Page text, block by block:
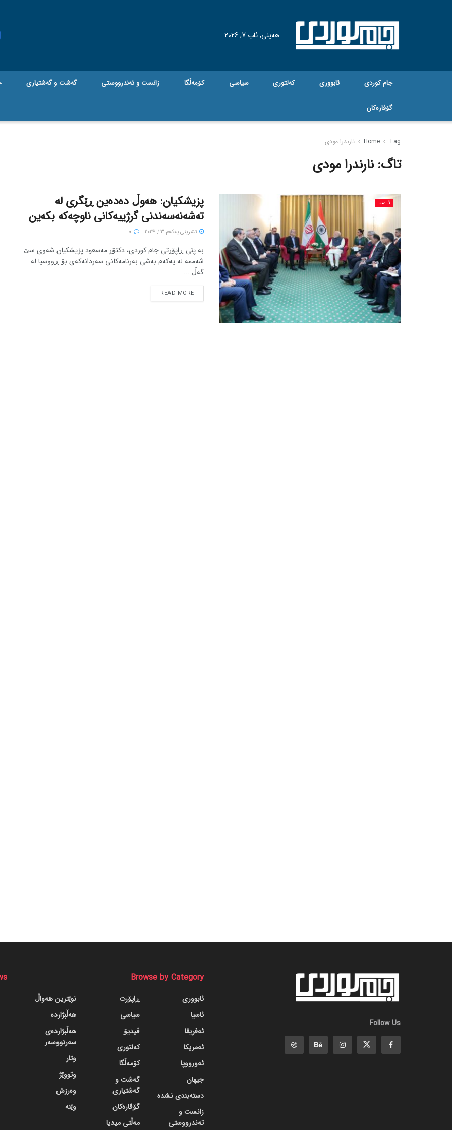
هه‌ینی, ئاب 7, 2026
جام کوردی ئابووری کەلتوری سیاسی کۆمەڵگا زانست و تەندرووستی گه‌شت و گه‌شتیاری
گۆڤاره‌کان
Home Tag نارندرا مودی
تاگ:نارندرا مودی
ئاسیا
پزیشکیان: هەوڵ دەدەین ڕێگری لە
تەشەنەسەندنی گرژییەکانی ناوچەکە بکەین
تشرینی یه‌كه‌م 23, 2024
بە پێی ڕاپۆرتی جام کوردی، دکتۆر مەسعود پزیشکیان شەوی سێ
شەممە لە یەکەم بەشی بەرنامەکانی سەردانەکەی بۆ ڕووسیا لە
گەڵ ...
READ MORE
Follow Us
Browse by Category
ئابووری
ئاسیا
ئەفریقا
ئەمریکا
ئەورووپا
جیهان
دسته‌بندی نشده
زانست و
تەندرووستی
ڕاپۆرت
سیاسی
ڤیدیۆ
کەلتوری
کۆمەڵگا
گه‌شت و
گه‌شتیاری
گۆڤاره‌کان
مەڵتی میدیا
نوێترین هەواڵ
هەڵبژاردە
هەڵبژاردەی
سەرنووسەر
وتار
وتووێژ
وەرزش
وێنە